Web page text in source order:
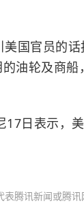
官员的话
油轮及商
日表示，
腾讯新闻或腾讯